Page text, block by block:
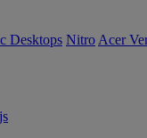
Desktops Nitro Acer